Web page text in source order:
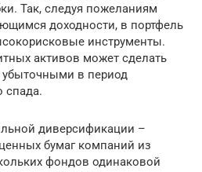
Так, следуя пожеланиям
доходности, в портфель
инструменты.
активов может сделать
в период
спада.
диверсификации –
бумаг компаний из
фондов одинаковой